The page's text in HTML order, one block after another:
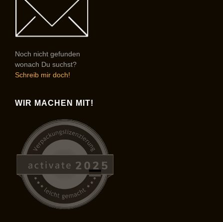
Noch nicht gefunden
wonach Du suchst?
Schreib mir doch!
WIR MACHEN MIT!